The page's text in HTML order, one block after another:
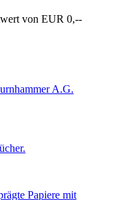
von EUR 0,--
A.G.
Papiere mit